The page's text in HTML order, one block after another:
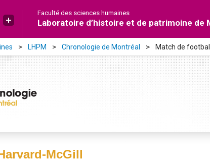
Faculté des sciences humaines
Laboratoire d’histoire et de patrimoine de
LHPM Chronologie de Montréal Match de
McGill